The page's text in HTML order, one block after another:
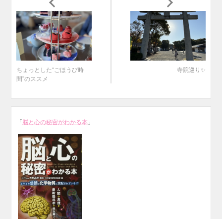
ちょっとした“ごほうび時
間”のススメ
寺院巡り✨
「脳と心の秘密がわかる本 」